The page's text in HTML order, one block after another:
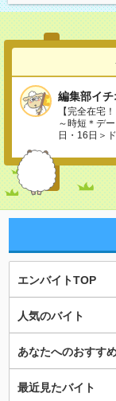
編集部イチ
【完全在宅
～時短＊デ
日・16日＞
エンバイトTOP
人気のバイト
あなたへのおすす
最近見たバイト